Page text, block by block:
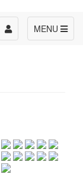
MENU
Toggle
navigation